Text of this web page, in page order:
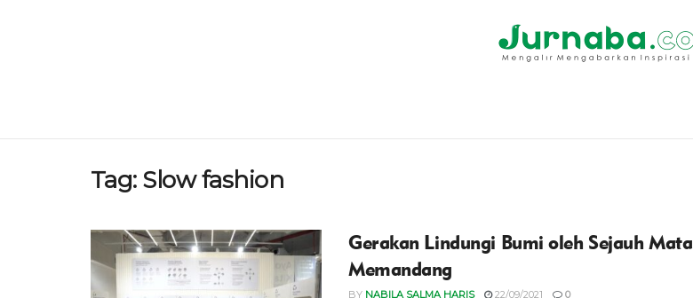
Tag: Slow fashion
Gerakan Lindungi Bumi oleh Sejauh Mata
Memandang
BY NABILA SALMA HARIS 22/09/2021 0